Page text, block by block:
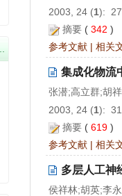
2003, 24 (1):
摘要 ( 342 )
参考文献 | 相关
集成化物流
张潜;高立群;胡
2003, 24 (1):
摘要 ( 619 )
参考文献 | 相关
多层人工神
侯祥林;胡英;李